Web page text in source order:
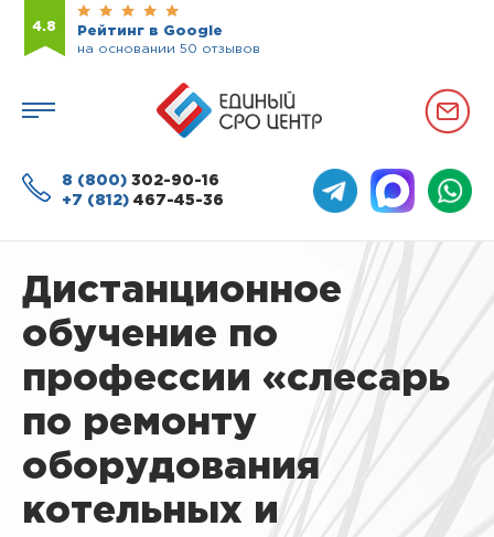
4.8
Рейтинг в Google
на основании 50 отзывов
8 (800) 302-90-16
+7 (812) 467-45-36
Дистанционное
обучение по
профессии «слесарь
по ремонту
оборудования
котельных и